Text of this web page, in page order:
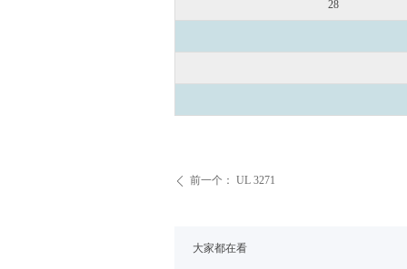
大家都在看
ꄴ 前一个： UL 3271
28